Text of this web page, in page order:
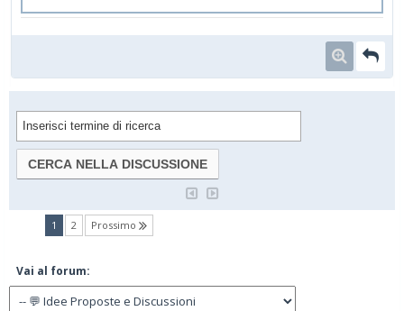
1 (current)
2 Prossimo
Vai al forum: